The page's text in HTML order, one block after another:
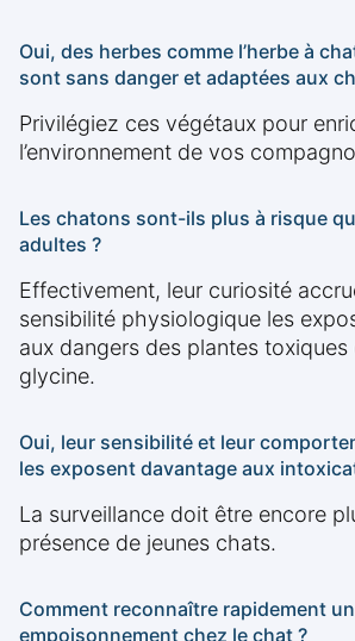
Oui, des herbes comme l’herbe à
sont sans danger et adaptées aux
Privilégiez ces végétaux pour
l’environnement de vos
Les chatons sont-ils plus à risque
adultes ?
Effectivement, leur curiosité
sensibilité physiologique les
aux dangers des plantes toxiques
glycine.
Oui, leur sensibilité et leur
les exposent davantage aux
La surveillance doit être encore
présence de jeunes chats.
Comment reconnaître rapidement un
empoisonnement chez le chat ?